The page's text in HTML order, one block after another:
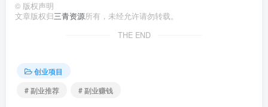
© 版权声明
文章版权归三青资源所有，未经允许请勿转载。
THE END
创业项目
# 副业推荐
# 副业赚钱